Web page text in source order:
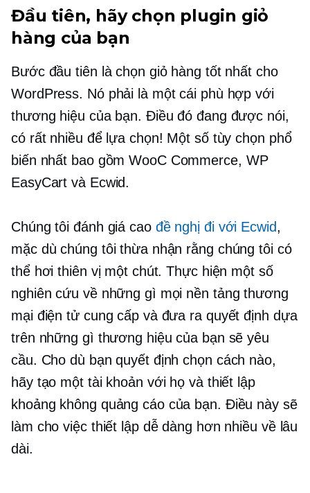
Đầu tiên, hãy chọn plugin giỏ
hàng của bạn
Bước đầu tiên là chọn giỏ hàng tốt nhất cho
WordPress. Nó phải là một cái phù hợp với
thương hiệu của bạn. Điều đó đang được nói,
có rất nhiều để lựa chọn! Một số tùy chọn phổ
biến nhất bao gồm WooC Commerce, WP
EasyCart và Ecwid.
Chúng tôi đánh giá cao đề nghị đi với Ecwid,
mặc dù chúng tôi thừa nhận rằng chúng tôi có
thể hơi thiên vị một chút. Thực hiện một số
nghiên cứu về những gì mọi nền tảng thương
mại điện tử cung cấp và đưa ra quyết định dựa
trên những gì thương hiệu của bạn sẽ yêu
cầu. Cho dù bạn quyết định chọn cách nào,
hãy tạo một tài khoản với họ và thiết lập
khoảng không quảng cáo của bạn. Điều này sẽ
làm cho việc thiết lập dễ dàng hơn nhiều về lâu
dài.